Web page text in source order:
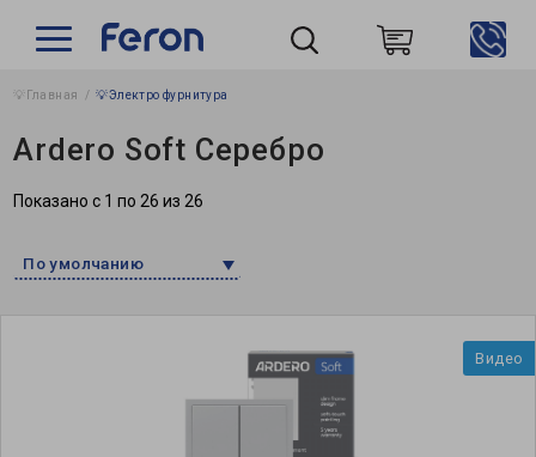
💡Главная 💡Электро фурнитура
Ardero Soft Серебро
Показано с 1 по 26 из 26
По умолчанию
Видео